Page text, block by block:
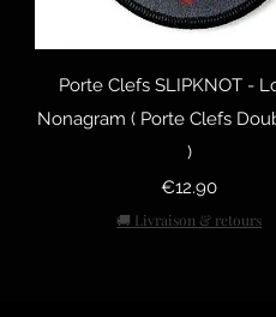
Quick View
Porte Clefs SLIPKNOT -
Nonagram ( Porte Clefs
)
Price
€12.90
🚚 Livraison & retours